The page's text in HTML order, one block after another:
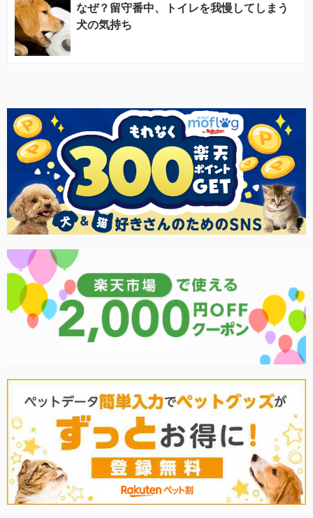
なぜ？留守番中、トイレを我慢してしまう
犬の気持ち